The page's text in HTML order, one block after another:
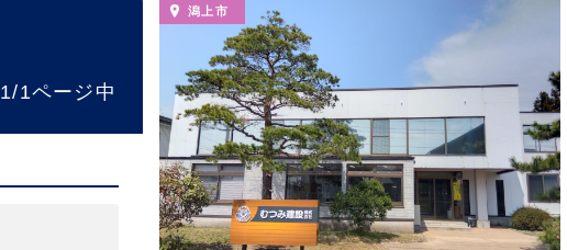
1/1ページ中
潟上市